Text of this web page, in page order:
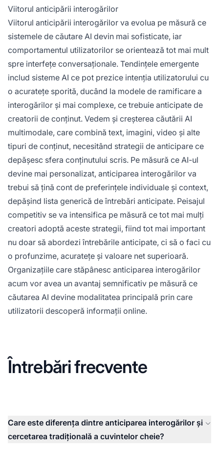
Viitorul anticipării interogărilor
Viitorul anticipării interogărilor va evolua pe măsură ce
sistemele de căutare AI devin mai sofisticate, iar
comportamentul utilizatorilor se orientează tot mai mult
spre interfețe conversaționale. Tendințele emergente
includ sisteme AI ce pot prezice intenția utilizatorului cu
o acuratețe sporită, ducând la modele de ramificare a
interogărilor și mai complexe, ce trebuie anticipate de
creatorii de conținut. Vedem și creșterea căutării AI
multimodale, care combină text, imagini, video și alte
tipuri de conținut, necesitând strategii de anticipare ce
depășesc sfera conținutului scris. Pe măsură ce AI-ul
devine mai personalizat, anticiparea interogărilor va
trebui să țină cont de preferințele individuale și context,
depășind lista generică de întrebări anticipate. Peisajul
competitiv se va intensifica pe măsură ce tot mai mulți
creatori adoptă aceste strategii, fiind tot mai important
nu doar să abordezi întrebările anticipate, ci să o faci cu
o profunzime, acuratețe și valoare net superioară.
Organizațiile care stăpânesc anticiparea interogărilor
acum vor avea un avantaj semnificativ pe măsură ce
căutarea AI devine modalitatea principală prin care
utilizatorii descoperă informații online.
Întrebări frecvente
Care este diferența dintre anticiparea interogărilor și
cercetarea tradițională a cuvintelor cheie?